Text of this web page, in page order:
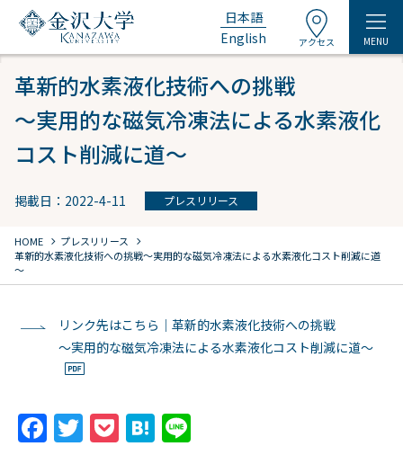
日本語
English
アクセス MENU
革新的水素液化技術への挑戦
～実用的な磁気冷凍法による水素液化
コスト削減に道～
掲載日：2022-4-11 プレスリリース
HOME chevron_right プレスリリース chevron_right
革新的水素液化技術への挑戦～実用的な磁気冷凍法による水素液化コスト削減に道
～
リンク先はこちら｜革新的水素液化技術への挑戦
～実用的な磁気冷凍法による水素液化コスト削減に道～
F T P H